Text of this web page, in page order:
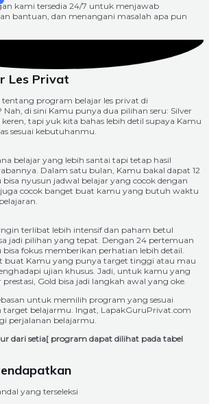
kami tersedia 24/7 untuk menjawab
bantuan, dan menangani masalah apa pun
Les Privat
program belajar les privat di
di sini Kamu punya dua pilihan seru: Silver
tapi yuk kita bahas lebih detil supaya Kamu
sesuai kebutuhanmu.
belajar yang lebih santai tapi tetap hasil
Dalam satu bulan, Kamu bakal dapat 12
nyusun jadwal belajar yang cocok dengan
cocok banget buat kamu yang butuh waktu
terlibat lebih intensif dan paham betul
jadi pilihan yang tepat. Dengan 24 pertemuan
fokus memberikan perhatian lebih detail.
buat Kamu yang punya target tinggi atau mau
ujian khusus. Jadi, untuk kamu yang
Gold bisa jadi langkah awal yang oke.
untuk memilih program yang sesuai
target belajarmu. Ingat, LapakGuruPrivat.com
perjalanan belajarmu.
dari setia[ program dapat dilihat pada tabel
yang terseleksi